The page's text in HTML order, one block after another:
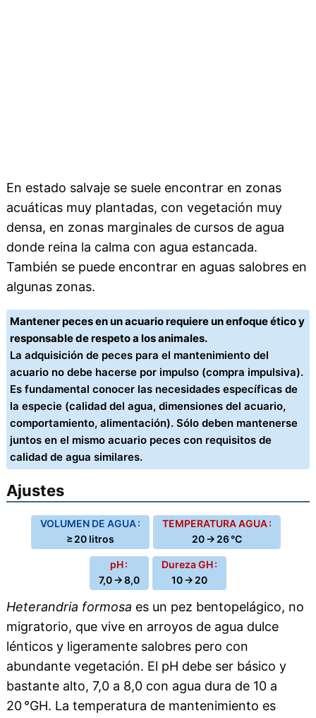
En estado salvaje se suele encontrar en zonas
acuáticas muy plantadas, con vegetación muy
densa, en zonas marginales de cursos de agua
donde reina la calma con agua estancada.
También se puede encontrar en aguas salobres en
algunas zonas.
Mantener peces en un acuario requiere un enfoque ético y
responsable de respeto a los animales.
La adquisición de peces para el mantenimiento del
acuario no debe hacerse por impulso (compra impulsiva).
Es fundamental conocer las necesidades específicas de
la especie (calidad del agua, dimensiones del acuario,
comportamiento, alimentación). Sólo deben mantenerse
juntos en el mismo acuario peces con requisitos de
calidad de agua similares.
Ajustes
VOLUMEN DE AGUA :
≥ 20 litros
TEMPERATURA AGUA :
20 → 26 °C
pH :
7,0 → 8,0
Dureza GH :
10 → 20
Heterandria formosa es un pez bentopelágico, no
migratorio, que vive en arroyos de agua dulce
lénticos y ligeramente salobres pero con
abundante vegetación. El pH debe ser básico y
bastante alto, 7,0 a 8,0 con agua dura de 10 a
20 °GH. La temperatura de mantenimiento es